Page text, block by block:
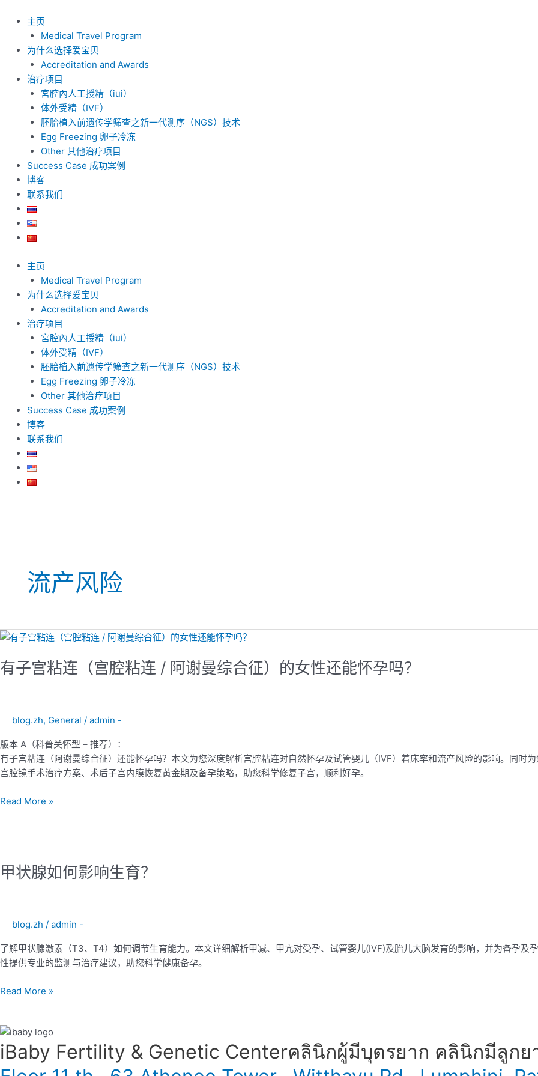
主页
Medical Travel Program
为什么选择爱宝贝
Accreditation and Awards
治疗项目
宮腔內人工授精（iui）
体外受精（IVF）
胚胎植入前遗传学筛查之新一代测序（NGS）技术
Egg Freezing 卵子冷冻
Other 其他治疗项目
Success Case 成功案例
博客
联系我们
主页
Medical Travel Program
为什么选择爱宝贝
Accreditation and Awards
治疗项目
宮腔內人工授精（iui）
体外受精（IVF）
胚胎植入前遗传学筛查之新一代测序（NGS）技术
Egg Freezing 卵子冷冻
Other 其他治疗项目
Success Case 成功案例
博客
联系我们
流产风险
有子宫粘连（宫腔粘连 / 阿谢曼综合征）的女性还能怀孕吗？
blog.zh, General / admin -
版本 A（科普关怀型 – 推荐）：
有子宫粘连（阿谢曼综合征）还能怀孕吗？本文为您深度解析宫腔粘连对自然怀孕及试管婴儿（IVF）着床率和流产风险的影响。同时
宫腔镜手术治疗方案、术后子宫内膜恢复黄金期及备孕策略，助您科学修复子宫，顺利好孕。
有
宫
粘
连
/
阿
合
的
女
孕
吗？
Read More »
甲状腺如何影响生育？
blog.zh / admin -
了解甲状腺激素（T3、T4）如何调节生育能力。本文详细解析甲减、甲亢对受孕、试管婴儿(IVF)及胎儿大脑发育的影响，并为备孕及
性提供专业的监测与治疗建议，助您科学健康备孕。
腺
生
育？
Read More »
iBaby Fertility & Genetic Center​ คลินิกผู้มีบุตรยาก คลินิกมีลูกย